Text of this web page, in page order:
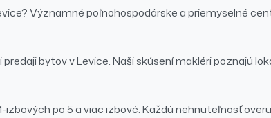
?Významné poľnohospodárske a priemyselné
predajibytovvLevice. Naši skúsení makléri poznajú
po 5 a viac izbové.Každú nehnuteľnosť